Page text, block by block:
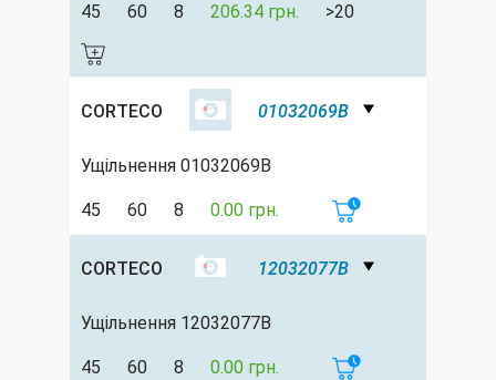
45
60 8 206.34 грн. >20
CORTECO 01032069B
Ущільнення 01032069B
45 60 8 0.00 грн.
CORTECO 12032077B
Ущільнення 12032077B
45 60 8 0.00 грн.